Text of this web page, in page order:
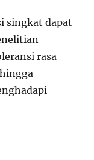
singkat dapat
rasa